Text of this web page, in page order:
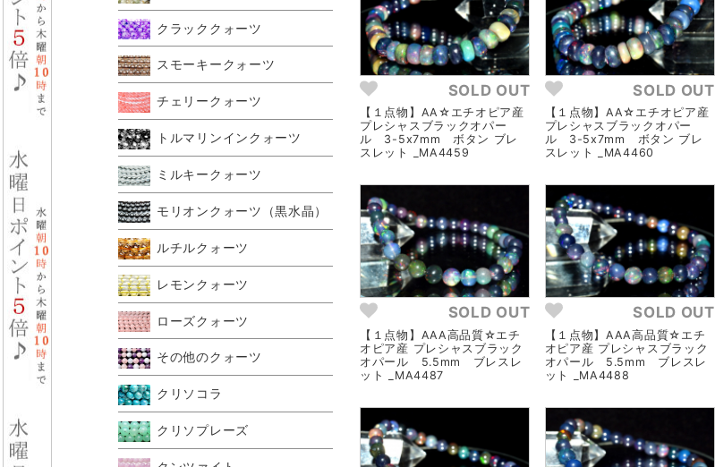
クラッククォーツ
スモーキークォーツ
チェリークォーツ
トルマリンインクォーツ
ミルキークォーツ
モリオンクォーツ（黒水晶）
ルチルクォーツ
レモンクォーツ
ローズクォーツ
その他のクォーツ
クリソコラ
クリソプレーズ
SOLD OUT
【１点物】AA☆エチオピア産
プレシャスブラックオパー
ル 3-5x7mm ボタン ブレ
スレット _MA4459
SOLD OUT
【１点物】AA☆エチオピア産
プレシャスブラックオパー
ル 3-5x7mm ボタン ブレ
スレット _MA4460
SOLD OUT
【１点物】AAA高品質☆エチ
オピア産 プレシャスブラック
オパール 5.5mm ブレスレ
ット _MA4487
SOLD OUT
【１点物】AAA高品質☆エチ
オピア産 プレシャスブラック
オパール 5.5mm ブレスレ
ット _MA4488